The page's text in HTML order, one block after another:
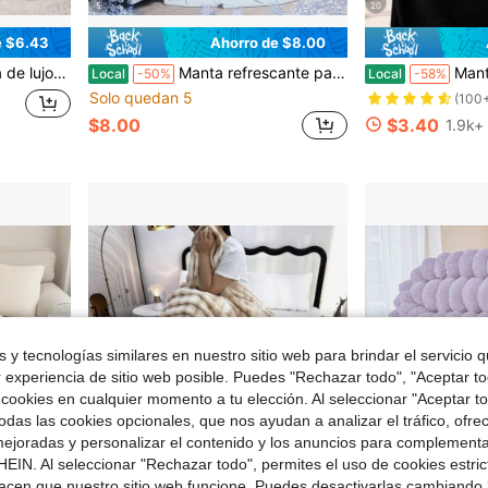
$6.43
y suave para usar en sofá, cama y viajes (Guepardo, 50*60)
5
Ahorro de $8.00
Local -50% Manta refrescante para personas que pasan calor al dormir, manta de verano ligera y transpirable con efecto refrescante, manta fresca lavable a máquina para cama y sofá.
Solo quedan 5
$8.00
20
Local -58% Manta de franela personalizada con foto y texto. Manta
#1 Más vendidos
#1 Más vendidos
(100+)
#1 Más vendidos
(100+)
#1 Más vendidos
$3.40
y tecnologías similares en nuestro sitio web para brindar el servicio
de sitio web posible. Puedes "Rechazar todo", "Aceptar
en cualquier momento a tu elección. Al seleccionar "Aceptar
las cookies opcionales, que nos ayudan a analizar el tráfico,
y personalizar el contenido y los anuncios para
Al seleccionar "Rechazar todo", permites el uso de cookies